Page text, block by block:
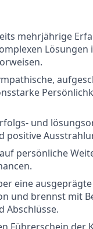
mehrjährige
Lösungen
und
positive
persönliche
eine
und brennst mit
Abschlüsse.